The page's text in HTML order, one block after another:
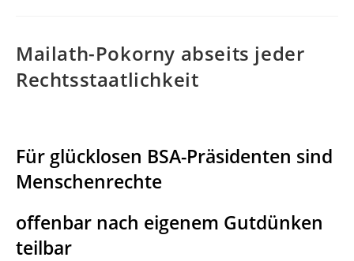
Mailath-Pokorny abseits jeder
Rechtsstaatlichkeit
Für glücklosen BSA-Präsidenten sind
Menschenrechte
offenbar nach eigenem Gutdünken
teilbar